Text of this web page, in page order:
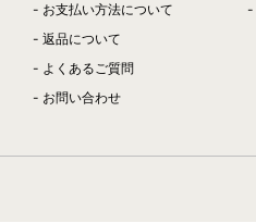
お支払い方法について
返品について
よくあるご質問
お問い合わせ